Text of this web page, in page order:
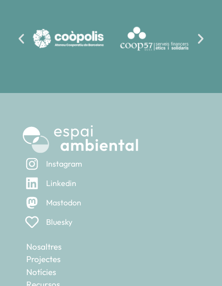
Instagram
Linkedin
Mastodon
Bluesky
Nosaltres
Projectes
Notícies